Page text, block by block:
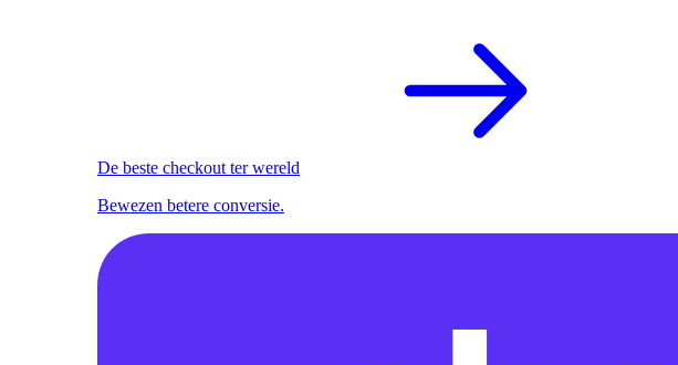
De beste checkout ter wereld
Bewezen betere conversie.